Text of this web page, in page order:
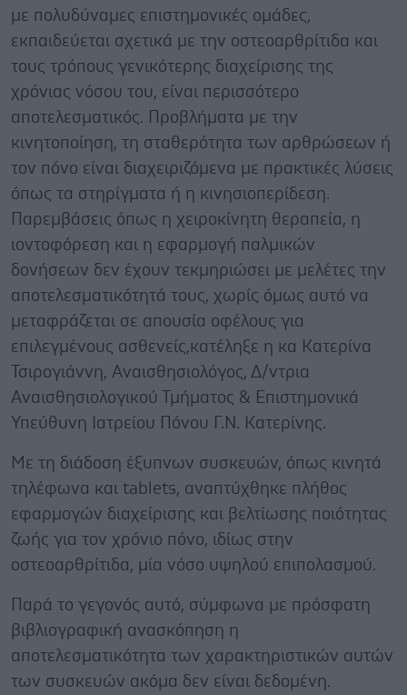
με πολυδύναμες επιστημονικές ομάδες,
εκπαιδεύεται σχετικά με την οστεοαρθρίτιδα και
τους τρόπους γενικότερης διαχείρισης της
χρόνιας νόσου του, είναι περισσότερο
αποτελεσματικός. Προβλήματα με την
κινητοποίηση, τη σταθερότητα των αρθρώσεων ή
τον πόνο είναι διαχειριζόμενα με πρακτικές λύσεις
όπως τα στηρίγματα ή η κινησιοπερίδεση.
Παρεμβάσεις όπως η χειροκίνητη θεραπεία, η
ιοντοφόρεση και η εφαρμογή παλμικών
δονήσεων δεν έχουν τεκμηριώσει με μελέτες την
αποτελεσματικότητά τους, χωρίς όμως αυτό να
μεταφράζεται σε απουσία οφέλους για
επιλεγμένους ασθενείς,κατέληξε η κα Κατερίνα
Τσιρογιάννη, Αναισθησιολόγος, Δ/ντρια
Αναισθησιολογικού Τμήματος & Επιστημονικά
Υπεύθυνη Ιατρείου Πόνου Γ.Ν. Κατερίνης.
Με τη διάδοση έξυπνων συσκευών, όπως κινητά
τηλέφωνα και tablets, αναπτύχθηκε πλήθος
εφαρμογών διαχείρισης και βελτίωσης ποιότητας
ζωής για τον χρόνιο πόνο, ιδίως στην
οστεοαρθρίτιδα, μία νόσο υψηλού επιπολασμού.
Παρά το γεγονός αυτό, σύμφωνα με πρόσφατη
βιβλιογραφική ανασκόπηση η
αποτελεσματικότητα των χαρακτηριστικών αυτών
των συσκευών ακόμα δεν είναι δεδομένη.